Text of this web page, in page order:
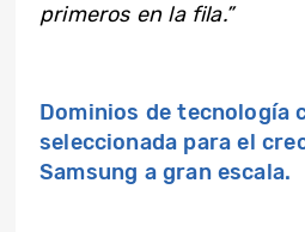
primeros en la fila.”
Dominios de tecnología
seleccionada para el
Samsung a gran escala.